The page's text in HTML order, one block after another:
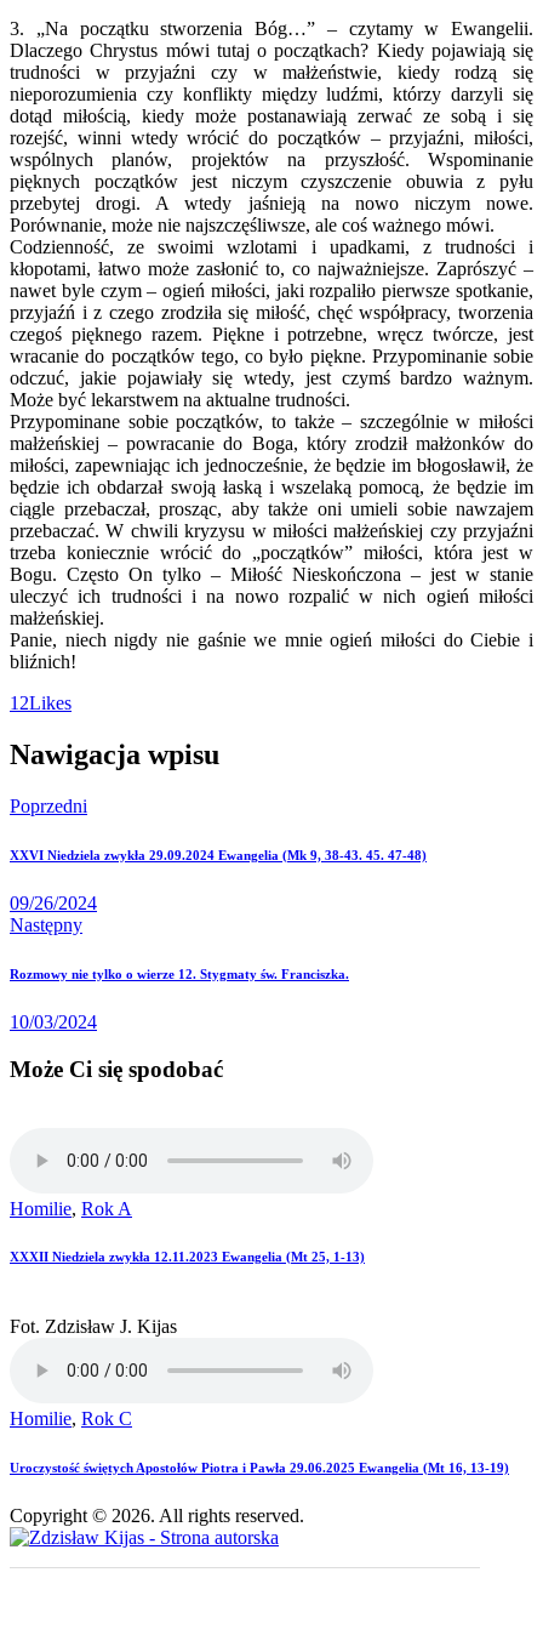
3. „Na początku stworzenia Bóg…” – czytamy w Ewangelii.
Dlaczego Chrystus mówi tutaj o początkach? Kiedy pojawiają się
trudności w przyjaźni czy w małżeństwie, kiedy rodzą się
nieporozumienia czy konflikty między ludźmi, którzy darzyli się
dotąd miłością, kiedy może postanawiają zerwać ze sobą i się
rozejść, winni wtedy wrócić do początków – przyjaźni, miłości,
wspólnych planów, projektów na przyszłość. Wspominanie
pięknych początków jest niczym czyszczenie obuwia z pyłu
przebytej drogi. A wtedy jaśnieją na nowo niczym nowe.
Porównanie, może nie najszczęśliwsze, ale coś ważnego mówi.
Codzienność, ze swoimi wzlotami i upadkami, z trudności i
kłopotami, łatwo może zasłonić to, co najważniejsze. Zaprószyć –
nawet byle czym – ogień miłości, jaki rozpaliło pierwsze spotkanie,
przyjaźń i z czego zrodziła się miłość, chęć współpracy, tworzenia
czegoś pięknego razem. Piękne i potrzebne, wręcz twórcze, jest
wracanie do początków tego, co było piękne. Przypominanie sobie
odczuć, jakie pojawiały się wtedy, jest czymś bardzo ważnym.
Może być lekarstwem na aktualne trudności.
Przypominane sobie początków, to także – szczególnie w miłości
małżeńskiej – powracanie do Boga, który zrodził małżonków do
miłości, zapewniając ich jednocześnie, że będzie im błogosławił, że
będzie ich obdarzał swoją łaską i wszelaką pomocą, że będzie im
ciągle przebaczał, prosząc, aby także oni umieli sobie nawzajem
przebaczać. W chwili kryzysu w miłości małżeńskiej czy przyjaźni
trzeba koniecznie wrócić do „początków” miłości, która jest w
Bogu. Często On tylko – Miłość Nieskończona – jest w stanie
uleczyć ich trudności i na nowo rozpalić w nich ogień miłości
małżeńskiej.
Panie, niech nigdy nie gaśnie we mnie ogień miłości do Ciebie i
bliźnich!
12Likes
Nawigacja wpisu
Poprzedni
XXVI Niedziela zwykła 29.09.2024 Ewangelia (Mk 9, 38-43. 45. 47-48)
09/26/2024
Następny
Rozmowy nie tylko o wierze 12. Stygmaty św. Franciszka.
10/03/2024
Może Ci się spodobać
Homilie, Rok A
XXXII Niedziela zwykła 12.11.2023 Ewangelia (Mt 25, 1-13)
Fot. Zdzisław J. Kijas
Homilie, Rok C
Uroczystość świętych Apostołów Piotra i Pawła 29.06.2025 Ewangelia (Mt 16, 13-19)
Copyright © 2026. All rights reserved.